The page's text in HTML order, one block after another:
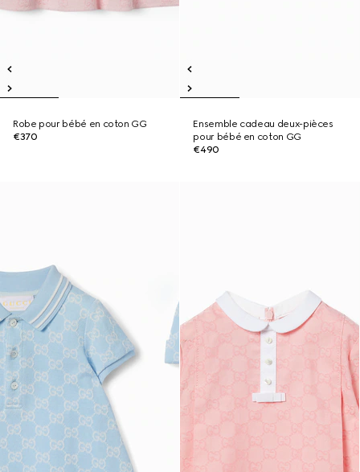
Robe pour bébé en coton GG
€370
Ensemble cadeau deux-pièces
pour bébé en coton GG
€490